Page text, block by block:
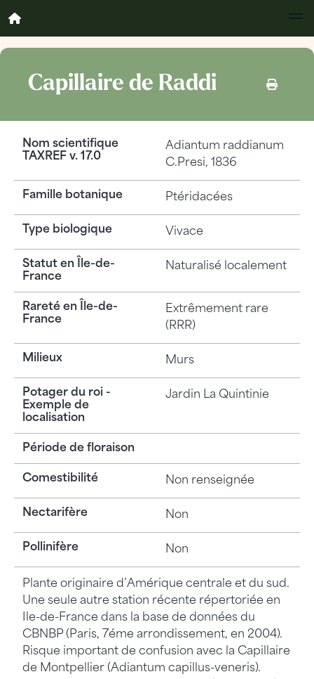
Capillaire de Raddi
Nom scientifique
TAXREF v. 17.0
Adiantum raddianum
C.Presi, 1836
Famille botanique Ptéridacées
Type biologique Vivace
Statut en Île-de-
France
Naturalisé localement
Rareté en Île-de-
France
Extrêmement rare
(RRR)
Milieux Murs
Potager du roi -
Exemple de
localisation
Jardin La Quintinie
Période de floraison
Comestibilité Non renseignée
Nectarifère Non
Pollinifère Non
Plante originaire d’Amérique centrale et du sud.
Une seule autre station récente répertoriée en
Ile-de-France dans la base de données du
CBNBP (Paris, 7éme arrondissement, en 2004).
Risque important de confusion avec la Capillaire
de Montpellier (Adiantum capillus-veneris).